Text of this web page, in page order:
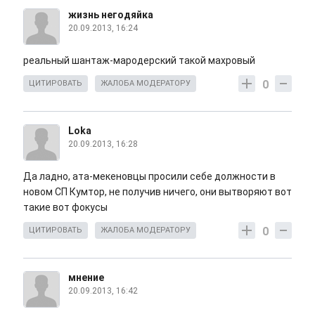
жизнь негодяйка
20.09.2013, 16:24
реальный шантаж-мародерский такой махровый
0
ЦИТИРОВАТЬ ЖАЛОБА МОДЕРАТОРУ
Loka
20.09.2013, 16:28
Да ладно, ата-мекеновцы просили себе должности в
новом СП Кумтор, не получив ничего, они вытворяют вот
такие вот фокусы
0
ЦИТИРОВАТЬ ЖАЛОБА МОДЕРАТОРУ
мнение
20.09.2013, 16:42